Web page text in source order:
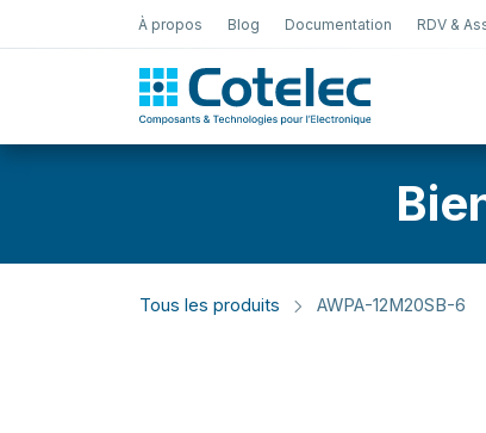
À propos Blog Documentation RDV &
Tous les produits AWPA-12M20SB-6